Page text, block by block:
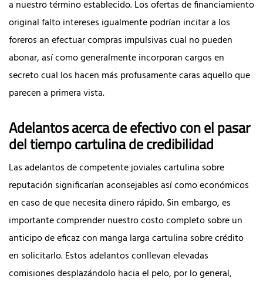
a nuestro término establecido. Los ofertas de financiamiento
original falto intereses igualmente podrían incitar a los
foreros an efectuar compras impulsivas cual no pueden
abonar, así­ como generalmente incorporan cargos en
secreto cual los hacen más profusamente caras aquello que
parecen a primera vista.
Adelantos acerca de efectivo con el pasar
del tiempo cartulina de credibilidad
Las adelantos de competente joviales cartulina sobre
reputación significarían aconsejables así­ como económicos
en caso de que necesita dinero rápido. Sin embargo, es
importante comprender nuestro costo completo sobre un
anticipo de eficaz con manga larga cartulina sobre crédito
en solicitarlo. Estos adelantos conllevan elevadas
comisiones desplazándolo hacia el pelo, por lo general,